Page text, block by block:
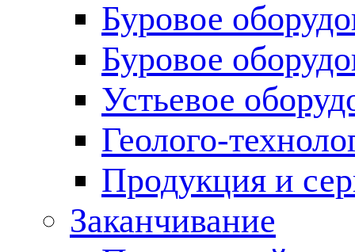
Буровое
Буровое
Устьевое
Геолого-
Продукция и
Заканчивание